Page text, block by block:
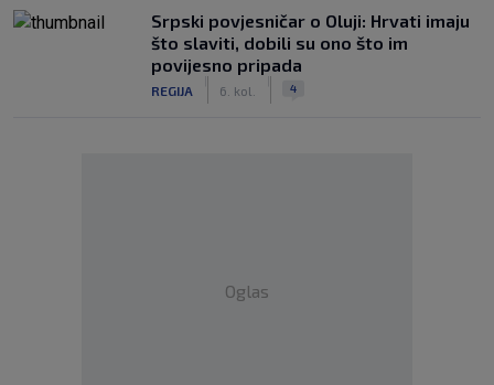
Srpski povjesničar o Oluji: Hrvati imaju
što slaviti, dobili su ono što im
povijesno pripada
REGIJA 6. kol. 4
Oglas